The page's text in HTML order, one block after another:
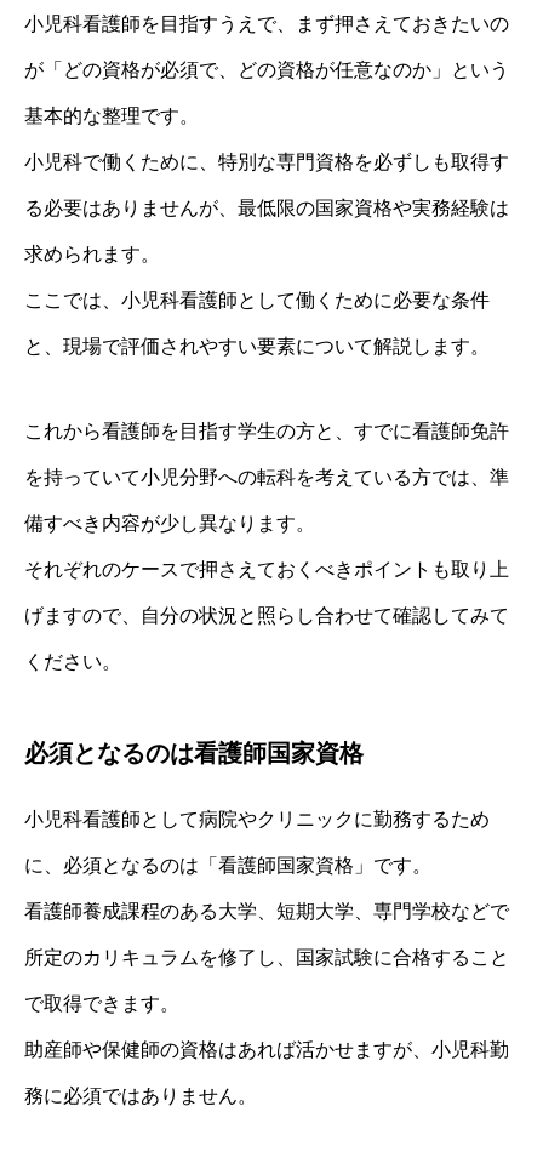
小児科看護師を目指すうえで、まず押さえておきたいの
が「どの資格が必須で、どの資格が任意なのか」という
基本的な整理です。
小児科で働くために、特別な専門資格を必ずしも取得す
る必要はありませんが、最低限の国家資格や実務経験は
求められます。
ここでは、小児科看護師として働くために必要な条件
と、現場で評価されやすい要素について解説します。
これから看護師を目指す学生の方と、すでに看護師免許
を持っていて小児分野への転科を考えている方では、準
備すべき内容が少し異なります。
それぞれのケースで押さえておくべきポイントも取り上
げますので、自分の状況と照らし合わせて確認してみて
ください。
必須となるのは看護師国家資格
小児科看護師として病院やクリニックに勤務するため
に、必須となるのは「看護師国家資格」です。
看護師養成課程のある大学、短期大学、専門学校などで
所定のカリキュラムを修了し、国家試験に合格すること
で取得できます。
助産師や保健師の資格はあれば活かせますが、小児科勤
務に必須ではありません。